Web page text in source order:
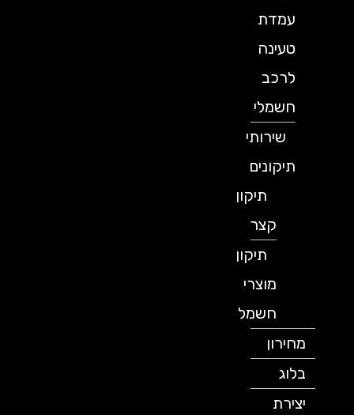
עמדת
טעינה
לרכב
חשמלי
שירותי
תיקונים
תיקון
תיקון
מוצרי
חשמל
מחירון
יצירת